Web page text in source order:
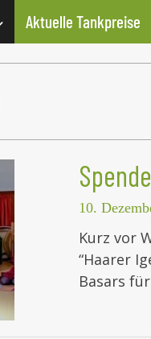
Aktuelle Tankpreise
10.
Kurz vor
“Haarer
Basars